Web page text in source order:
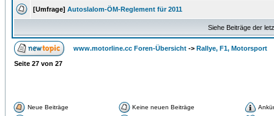
[Umfrage] Autoslalom-ÖM-Reglement für 2011
Siehe Beiträge der
www.motorline.cc Foren-Übersicht -> Rallye, F1, Motorsport
Seite 27 von 27
Neue Beiträge Keine neuen Beiträge